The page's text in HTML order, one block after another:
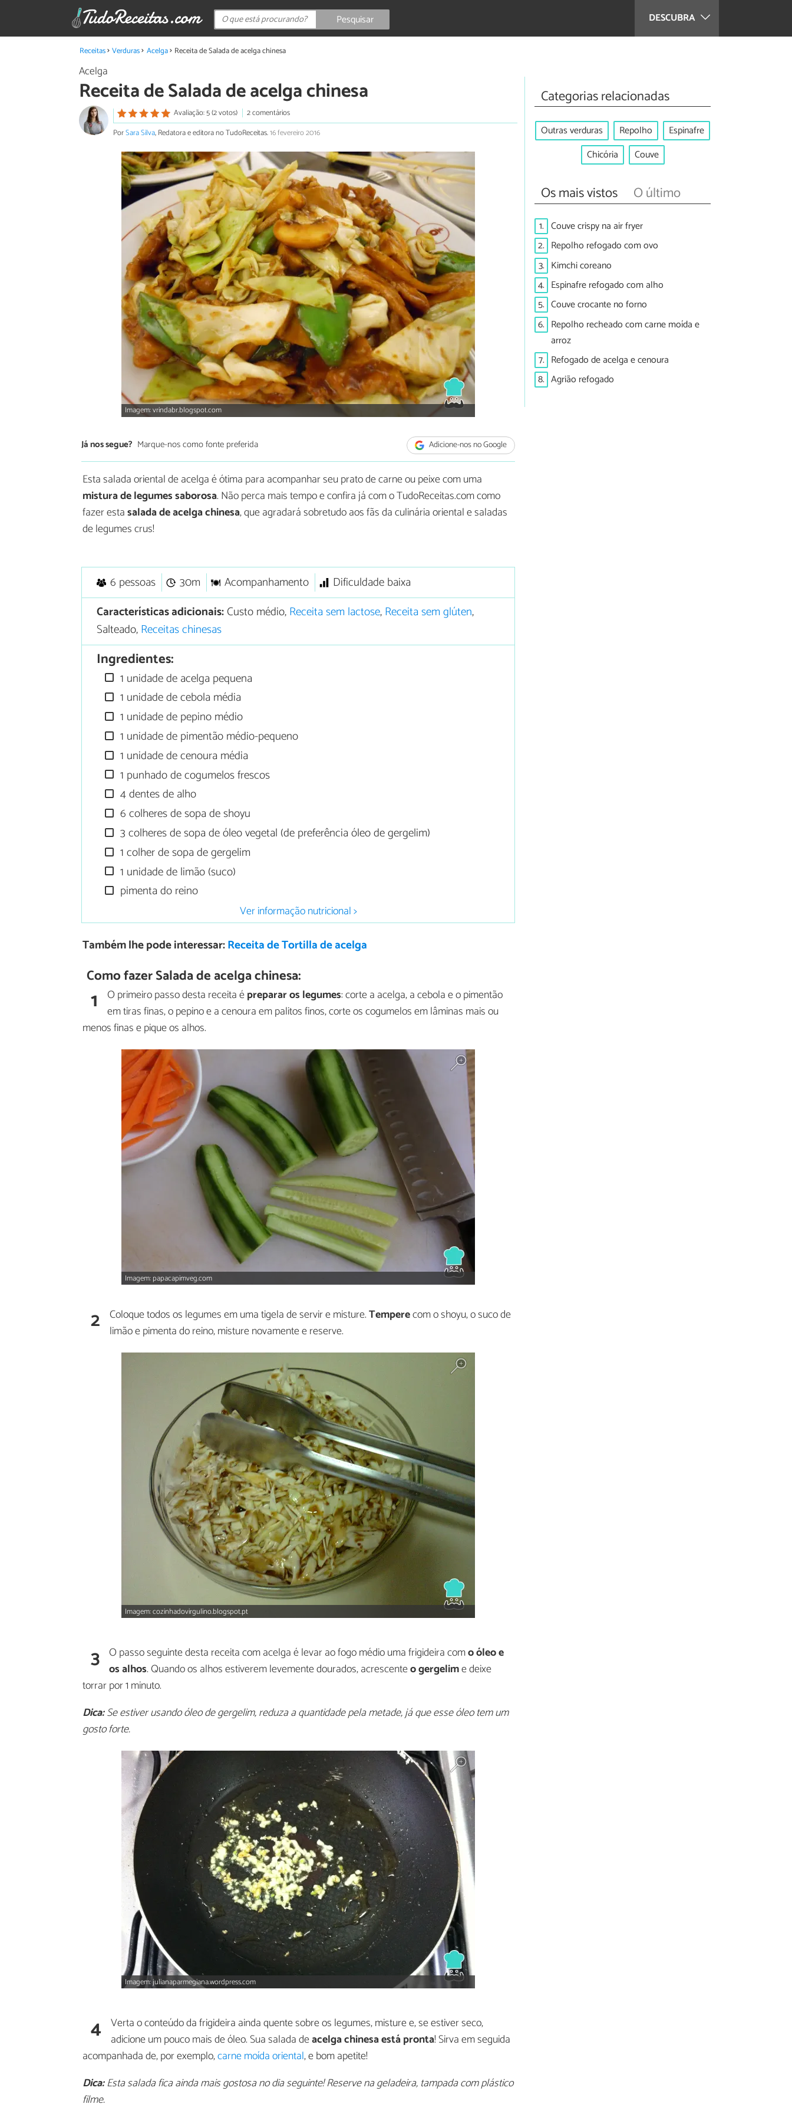
DESCUBRA
Pesquisar
Receitas Verduras Acelga Receita de Salada de acelga chinesa
Acelga
Receita de Salada de acelga chinesa
Avaliação: 5 (2 votos)
2 comentários
PorSara Silva, Redatora e editora no TudoReceitas.16 fevereiro 2016
Imagem: vrindabr.blogspot.com
Já nos segue? Marque-nos como fonte preferida Adicione-nos no Google
Esta salada oriental de acelga é ótima para acompanhar seu prato de carne ou peixe com uma
mistura de legumes saborosa. Não perca mais tempo e confira já com o TudoReceitas.com como
fazer estasalada de acelga chinesa, que agradará sobretudo aos fãs da culinária oriental e saladas
de legumes crus!
6 pessoas 30m Acompanhamento
Dificuldade baixa
Características adicionais:Custo médio,Receita sem lactose,Receita sem glúten,
Salteado,Receitas chinesas
Ingredientes:
1 unidade de acelga pequena
1 unidade de cebola média
1 unidade de pepino médio
1 unidade de pimentão médio-pequeno
1 unidade de cenoura média
1 punhado de cogumelos frescos
4 dentes de alho
6 colheres de sopa de shoyu
3 colheres de sopa de óleo vegetal (de preferência óleo de gergelim)
1 colher de sopa de gergelim
1 unidade de limão (suco)
pimenta do reino
Ver informação nutricional >
Também lhe pode interessar:Receita de Tortilla de acelga
Como fazer Salada de acelga chinesa:
1 O primeiro passo desta receita épreparar os legumes: corte a acelga, a cebola e o pimentão
em tiras finas, o pepino e a cenoura em palitos finos, corte os cogumelos em lâminas mais ou
menos finas e pique os alhos.
Imagem: papacapimveg.com
2 Coloque todos os legumes em uma tigela de servir e misture.Temperecom o shoyu, o suco de
limão e pimenta do reino, misture novamente e reserve.
Imagem: cozinhadovirgulino.blogspot.pt
3 O passo seguinte desta receita com acelga é levar ao fogo médio uma frigideira como óleo e
os alhos. Quando os alhos estiverem levemente dourados, acrescenteo gergelime deixe
torrar por 1 minuto.
Dica:Se estiver usando óleo de gergelim, reduza a quantidade pela metade, já que esse óleo tem um
gosto forte.
Imagem: julianaparmegiana.wordpress.com
4 Verta o conteúdo da frigideira ainda quente sobre os legumes, misture e, se estiver seco,
adicione um pouco mais de óleo. Sua salada deacelga chinesa está pronta! Sirva em seguida
acompanhada de, por exemplo,carne moída oriental, e bom apetite!
Dica:Esta salada fica ainda mais gostosa no dia seguinte! Reserve na geladeira, tampada com plástico
filme.
Categorias relacionadas
Outras verduras Repolho
Espinafre
Chicória
Couve
Os mais vistos O último
1. Couve crispy na air fryer
2. Repolho refogado com ovo
3. Kimchi coreano
4. Espinafre refogado com alho
5. Couve crocante no forno
6. Repolho recheado com carne moída e
arroz
7. Refogado de acelga e cenoura
8. Agrião refogado